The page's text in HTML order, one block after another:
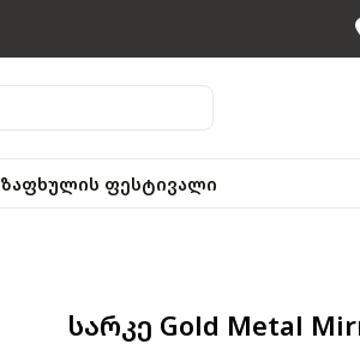
ზაფხულის ფესტივალი
სარკე Gold Metal